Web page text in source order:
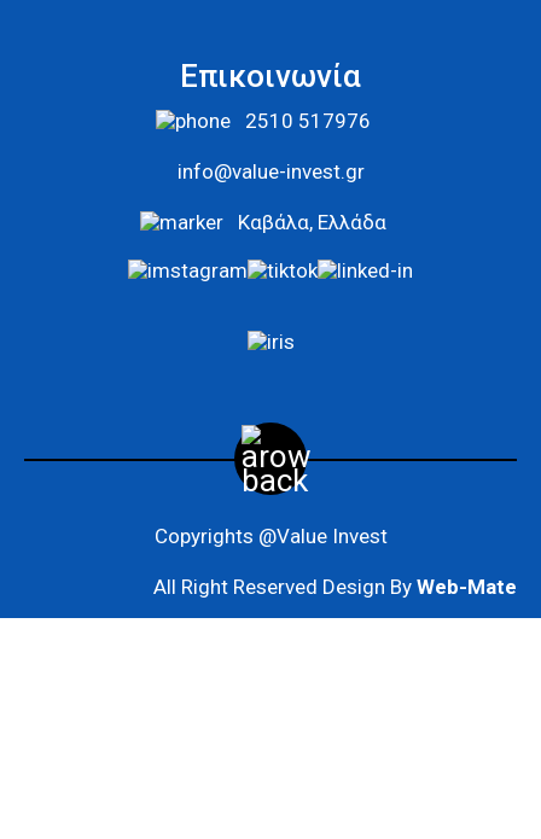
Επικοινωνία
2510 517976
info@value-invest.gr
Καβάλα, Ελλάδα
Copyrights @Value Invest
All Right Reserved Design By Web-Mate